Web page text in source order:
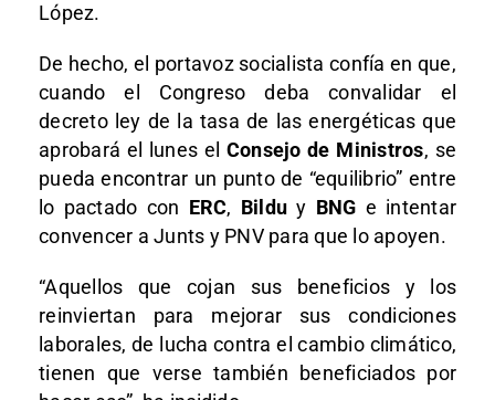
López.
De hecho, el portavoz socialista confía en que,
cuando el Congreso deba convalidar el
decreto ley de la tasa de las energéticas que
aprobará el lunes el Consejo de Ministros, se
pueda encontrar un punto de “equilibrio” entre
lo pactado con ERC, Bildu y BNG e intentar
convencer a Junts y PNV para que lo apoyen.
“Aquellos que cojan sus beneficios y los
reinviertan para mejorar sus condiciones
laborales, de lucha contra el cambio climático,
tienen que verse también beneficiados por